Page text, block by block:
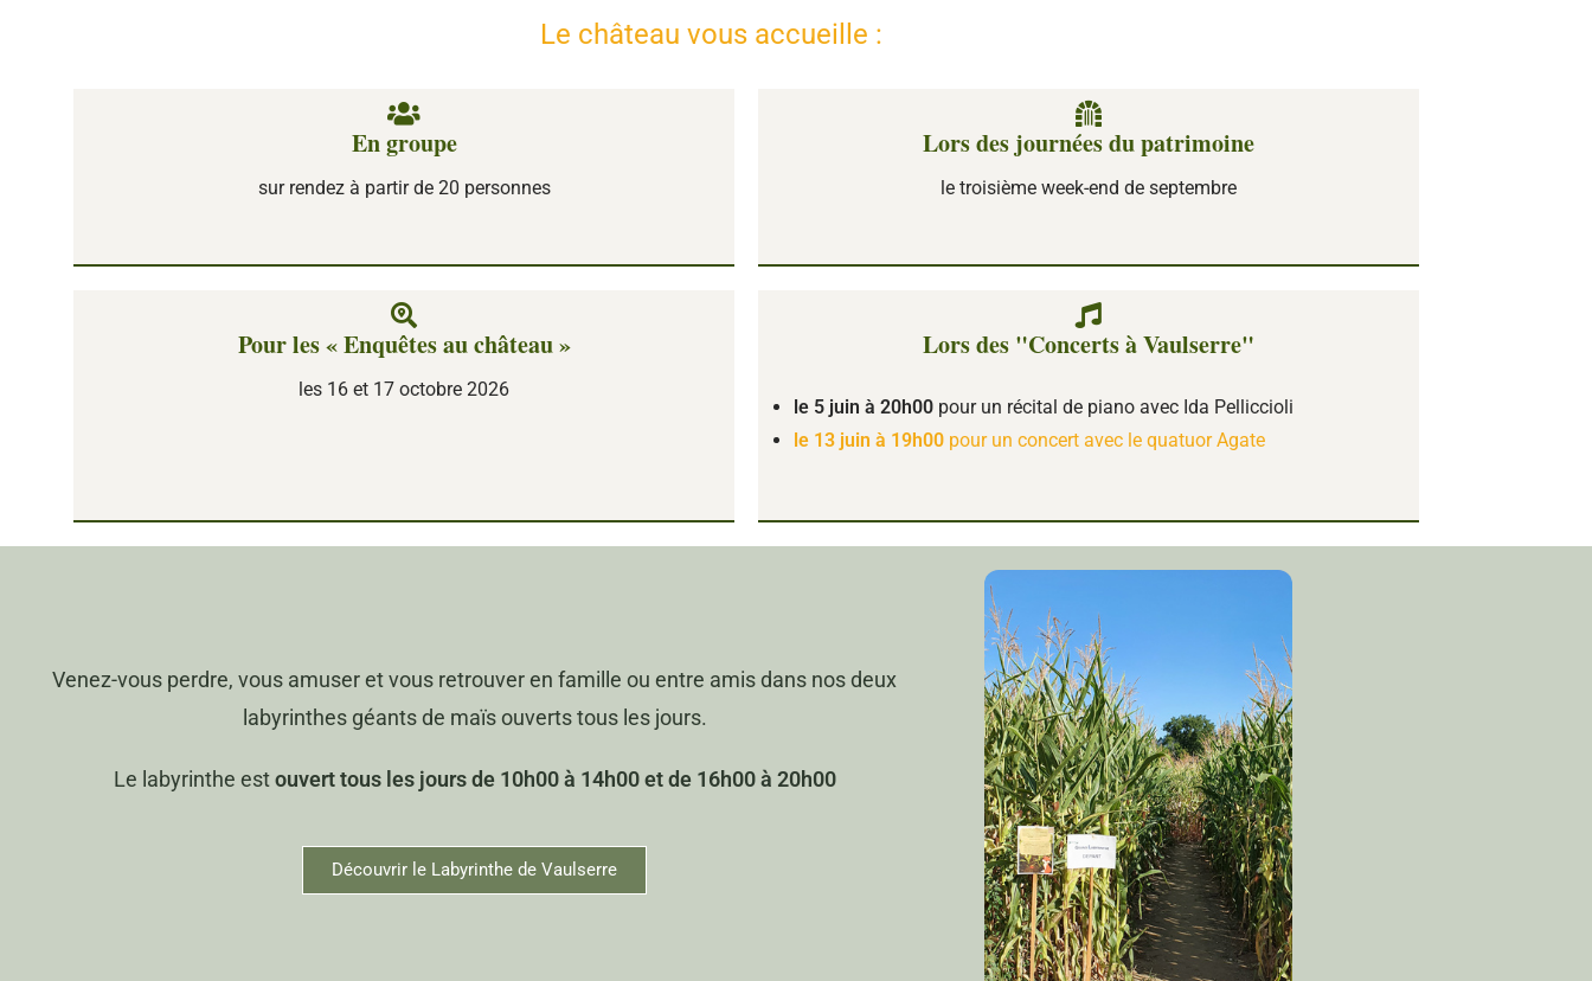
Le château vous accueille :
En groupe
sur rendez à partir de 20 personnes
Lors des journées du patrimoine
le troisième week-end de septembre
Pour les « Enquêtes au château »
les 16 et 17 octobre 2026
Lors des "Concerts à Vaulserre"
le 5 juin à 20h00 pour un récital de piano avec Ida Pelliccioli
le 13 juin à 19h00 pour un concert avec le quatuor Agate
Venez-vous perdre, vous amuser et vous retrouver en famille ou entre amis dans nos deux
labyrinthes géants de maïs ouverts tous les jours.
Le labyrinthe estouvert tous les jours de 10h00 à 14h00 et de 16h00 à 20h00
Découvrir le Labyrinthe de Vaulserre